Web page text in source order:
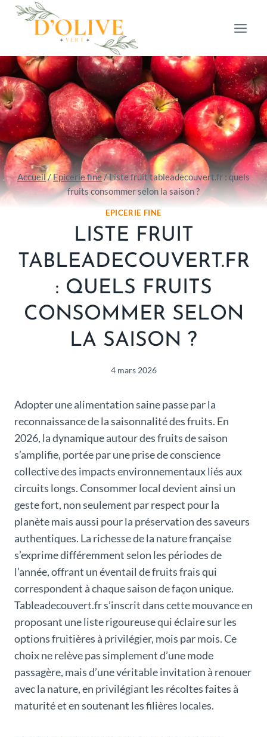
Aller
Accueil/Epicerie fine/Liste fruit tableadecouvert.fr : quels
fruits consommer selon la saison ?
EPICERIE FINE
LISTE FRUIT
TABLEADECOUVERT.FR
: QUELS FRUITS
CONSOMMER SELON
LA SAISON ?
4 mars 2026
Adopter une alimentation saine passe par la
reconnaissance de la saisonnalité des fruits. En
2026, la dynamique autour des fruits de saison
s’amplifie, portée par une prise de conscience
collective des impacts environnementaux liés aux
circuits longs. Consommer local devient ainsi un
geste fort, non seulement par respect pour la
planète mais aussi pour la préservation des saveurs
authentiques. La richesse de la nature française
s’exprime différemment selon les périodes de
l’année, offrant un éventail de fruits frais qui
correspondent à chaque saison de façon unique.
Tableadecouvert.fr s’inscrit dans cette mouvance en
proposant une liste rigoureuse qui éclaire sur les
options fruitières à privilégier, mois par mois. Ce
choix ne relève pas simplement d’une mode
passagère, mais d’une véritable invitation à renouer
avec la nature, en privilégiant les récoltes faites à
maturité et en soutenant les filières locales.